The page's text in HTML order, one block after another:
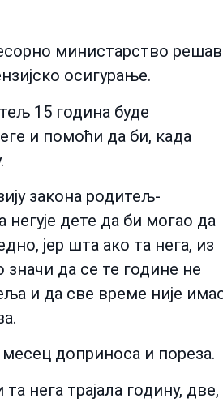
министарство
осигурање.
15 година буде
и помоћи да би, када
закона родитељ-
негује дете да би могао да
јер шта ако та нега, из
значи да се те године не
и да све време није
доприноса и пореза.
нега трајала годину, две,